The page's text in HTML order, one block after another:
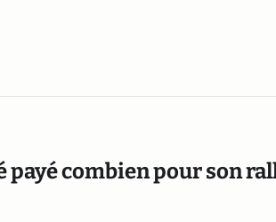
payé combien pour son